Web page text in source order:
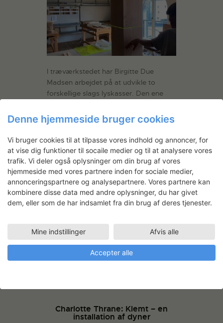
I træværkstedet har Birgitte Due
Madsen arbejdet på at udvikle to
forskellige slags lyskasser. Den ene
ekstruderet gulvstående kube.
Hun har eksperimenteret med farver,
opacitet i de matterede varianter,
transparens og lysledende evner, samt
hvordan den lysledende figuration ses
igennem de frontstykker i akryl.Læs
Charlotte Thrane: Klemt – en
installation af dyner
Denne hjemmeside bruger cookies
Vi bruger cookies til at tilpasse vores indhold og annoncer, for
at vise dig funktioner til socaile medier og til at analysere vores
trafik. Vi deler også oplysninger om din brug af vores
hjemmeside med vores partnere inden for sociale medier,
annonceringspartnere og analysepartnere. Vores partnere kan
kombinere disse data med andre oplysninger, du har givet
dem, eller som de har indsamlet fra din brug af deres tjenester.
Mine indstillinger Afvis alle
Accepter alle